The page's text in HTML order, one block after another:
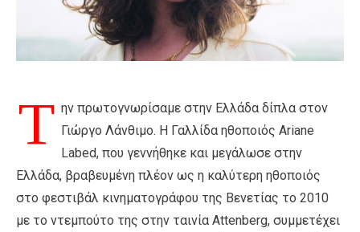
Τ ην πρωτογνωρίσαμε στην Ελλάδα δίπλα στον
Γιώργο Λάνθιμο. Η Γαλλίδα ηθοποιός Ariane
Labed, που γεννήθηκε και μεγάλωσε στην
Ελλάδα, βραβευμένη πλέον ως η καλύτερη ηθοποιός
στο φεστιβάλ κινηματογράφου της Βενετίας το 2010
με το ντεμπούτο της στην ταινία Attenberg, συμμετέχει